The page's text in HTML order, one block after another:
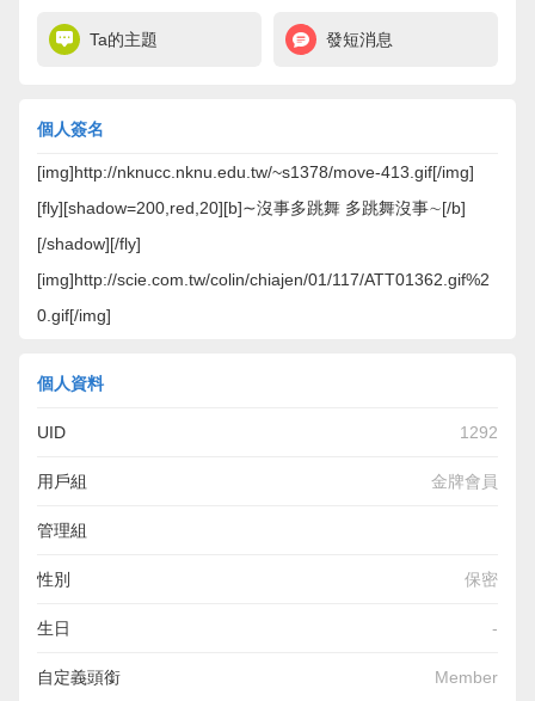
Ta的主題 發短消息
個人簽名
[img]http://nknucc.nknu.edu.tw/~s1378/move-413.gif[/img]
[fly][shadow=200,red,20][b]∼沒事多跳舞 多跳舞沒事∼[/b]
[/shadow][/fly]
[img]http://scie.com.tw/colin/chiajen/01/117/ATT01362.gif%2
0.gif[/img]
個人資料
UID 1292
用戶組 金牌會員
管理組
性別 保密
生日 -
自定義頭銜 Member